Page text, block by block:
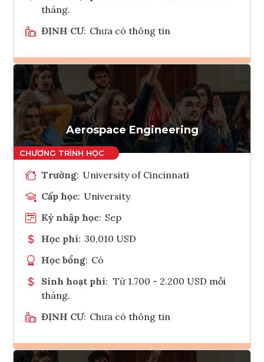
tháng.
ĐỊNH CƯ: Chưa có thông tin
Ghi danh
Tham vấn Interlink
Aerospace Engineering
Trường: University of Cincinnati
Cấp học: University
Kỳ nhập học: Sep
Học phí: 30,010 USD
Học bổng: Có
Sinh hoạt phí: Từ 1.700 - 2.200 USD mỗi
tháng.
ĐỊNH CƯ: Chưa có thông tin